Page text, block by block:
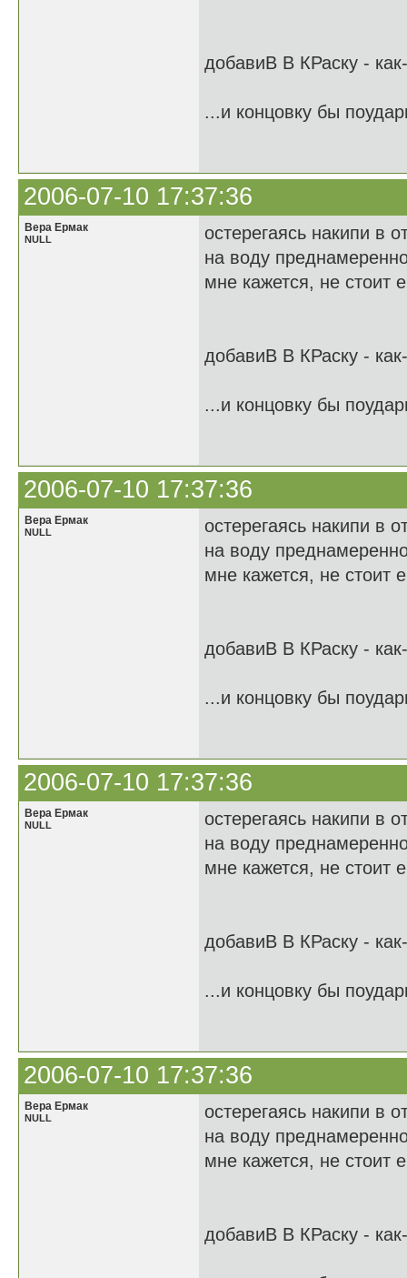
добавиВ В КРаску -
...и концовку бы
2006-07-10 17:37:36
Вера Ермак
NULL
остерегаясь накипи в
на воду
мне кажется, не стоит
добавиВ В КРаску -
...и концовку бы
2006-07-10 17:37:36
Вера Ермак
NULL
остерегаясь накипи в
на воду
мне кажется, не стоит
добавиВ В КРаску -
...и концовку бы
2006-07-10 17:37:36
Вера Ермак
NULL
остерегаясь накипи в
на воду
мне кажется, не стоит
добавиВ В КРаску -
...и концовку бы
2006-07-10 17:37:36
Вера Ермак
NULL
остерегаясь накипи в
на воду
мне кажется, не стоит
добавиВ В КРаску -